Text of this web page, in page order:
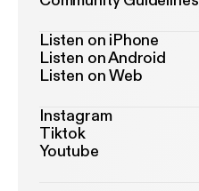
Listen on iPhone
Listen on Android
Listen on Web
Instagram
Tiktok
Youtube